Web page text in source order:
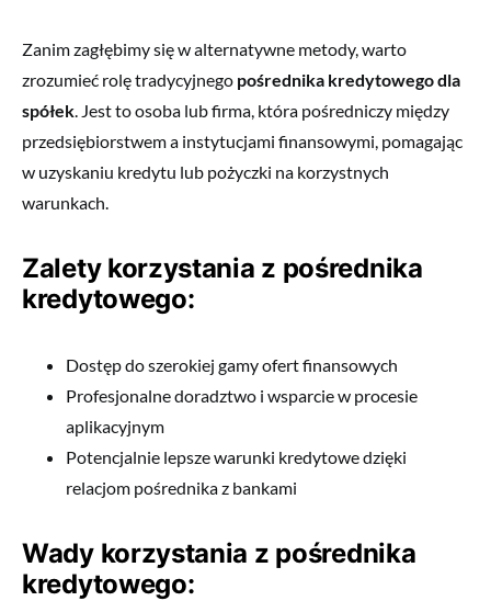
Zanim zagłębimy się w alternatywne metody, warto
zrozumieć rolę tradycyjnego pośrednika kredytowego dla
spółek. Jest to osoba lub firma, która pośredniczy między
przedsiębiorstwem a instytucjami finansowymi, pomagając
w uzyskaniu kredytu lub pożyczki na korzystnych
warunkach.
Zalety korzystania z pośrednika
kredytowego:
Dostęp do szerokiej gamy ofert finansowych
Profesjonalne doradztwo i wsparcie w procesie
aplikacyjnym
Potencjalnie lepsze warunki kredytowe dzięki
relacjom pośrednika z bankami
Wady korzystania z pośrednika
kredytowego: